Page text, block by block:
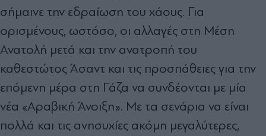
σήμαινε την εδραίωση του χάους. Για
ορισμένους, ωστόσο, οι αλλαγές στη Μέση
Ανατολή μετά και την ανατροπή του
καθεστώτος Άσαντ και τις προσπάθειες για την
επόμενη μέρα στη Γάζα να συνδέονται με μία
νέα «Αραβική Άνοιξη». Με τα σενάρια να είναι
πολλά και τις ανησυχίες ακόμη μεγαλύτερες,